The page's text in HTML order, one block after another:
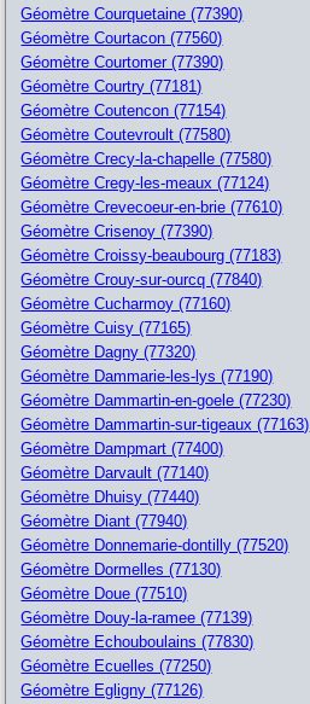
Géomètre Courquetaine (77390)
Géomètre Courtacon (77560)
Géomètre Courtomer (77390)
Géomètre Courtry (77181)
Géomètre Coutencon (77154)
Géomètre Coutevroult (77580)
Géomètre Crecy-la-chapelle (77580)
Géomètre Cregy-les-meaux (77124)
Géomètre Crevecoeur-en-brie (77610)
Géomètre Crisenoy (77390)
Géomètre Croissy-beaubourg (77183)
Géomètre Crouy-sur-ourcq (77840)
Géomètre Cucharmoy (77160)
Géomètre Cuisy (77165)
Géomètre Dagny (77320)
Géomètre Dammarie-les-lys (77190)
Géomètre Dammartin-en-goele (77230)
Géomètre Dammartin-sur-tigeaux (77163)
Géomètre Dampmart (77400)
Géomètre Darvault (77140)
Géomètre Dhuisy (77440)
Géomètre Diant (77940)
Géomètre Donnemarie-dontilly (77520)
Géomètre Dormelles (77130)
Géomètre Doue (77510)
Géomètre Douy-la-ramee (77139)
Géomètre Echouboulains (77830)
Géomètre Ecuelles (77250)
Géomètre Egligny (77126)